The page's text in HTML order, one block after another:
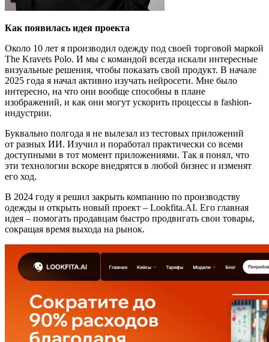
Как появилась идея проекта
Около 10 лет я производил одежду под своей торговой маркой
The Kravets Polo. И мы с командой всегда искали интересные
визуальные решения, чтобы показать свой продукт. В начале
2025 года я начал активно изучать нейросети. Мне было
интересно, на что они вообще способны в плане
изображений, и как они могут ускорить процессы в fashion-
индустрии.
Буквально полгода я не вылезал из тестовых приложений
от разных ИИ. Изучил и поработал практически со всеми
доступными в тот момент приложениями. Так я понял, что
эти технологии вскоре внедрятся в любой бизнес и изменят
его ход.
В 2024 году я решил закрыть компанию по производству
одежды и открыть новый проект – Lookfita.AI. Его главная
идея – помогать продавцам быстро продвигать свои товары,
сокращая время выхода на рынок.